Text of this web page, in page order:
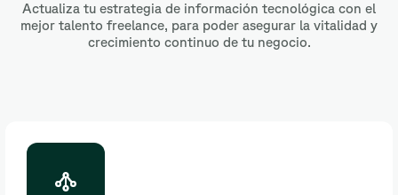
Actualiza tu estrategia de información tecnológica con el
mejor talento freelance, para poder asegurar la vitalidad y
crecimiento continuo de tu negocio.